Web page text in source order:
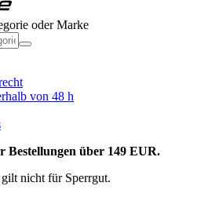
oder Marke
von 48 h
Bestellungen über 149 EUR.
nicht für Sperrgut.